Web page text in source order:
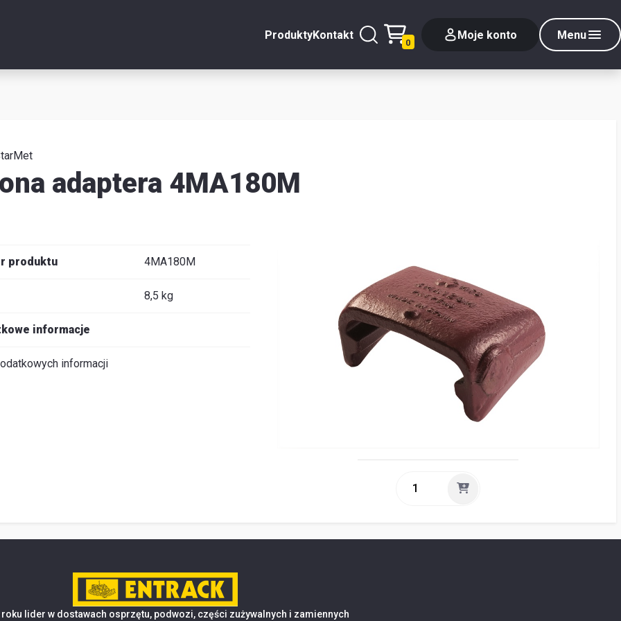
ProduktyKontakt
0
Moje konto Menu
Zamknij
adaptera 4MA180M
produktu 4MA180M
8,5 kg
informacje
informacji
roku lider w dostawach osprzętu, podwozi, części zużywalnych i zamiennych